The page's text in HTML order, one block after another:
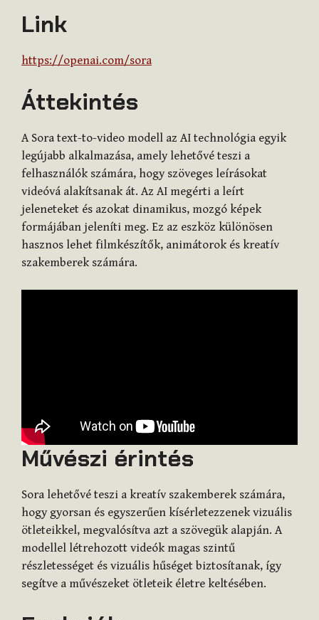
Link
https://openai.com/sora
Áttekintés
A Sora text-to-video modell az AI technológia egyik
legújabb alkalmazása, amely lehetővé teszi a
felhasználók számára, hogy szöveges leírásokat
videóvá alakítsanak át. Az AI megérti a leírt
jeleneteket és azokat dinamikus, mozgó képek
formájában jeleníti meg. Ez az eszköz különösen
hasznos lehet filmkészítők, animátorok és kreatív
szakemberek számára.
Művészi érintés
Sora lehetővé teszi a kreatív szakemberek számára,
hogy gyorsan és egyszerűen kísérletezzenek vizuális
ötleteikkel, megvalósítva azt a szövegük alapján. A
modellel létrehozott videók magas szintű
részletességet és vizuális hűséget biztosítanak, így
segítve a művészeket ötleteik életre keltésében.